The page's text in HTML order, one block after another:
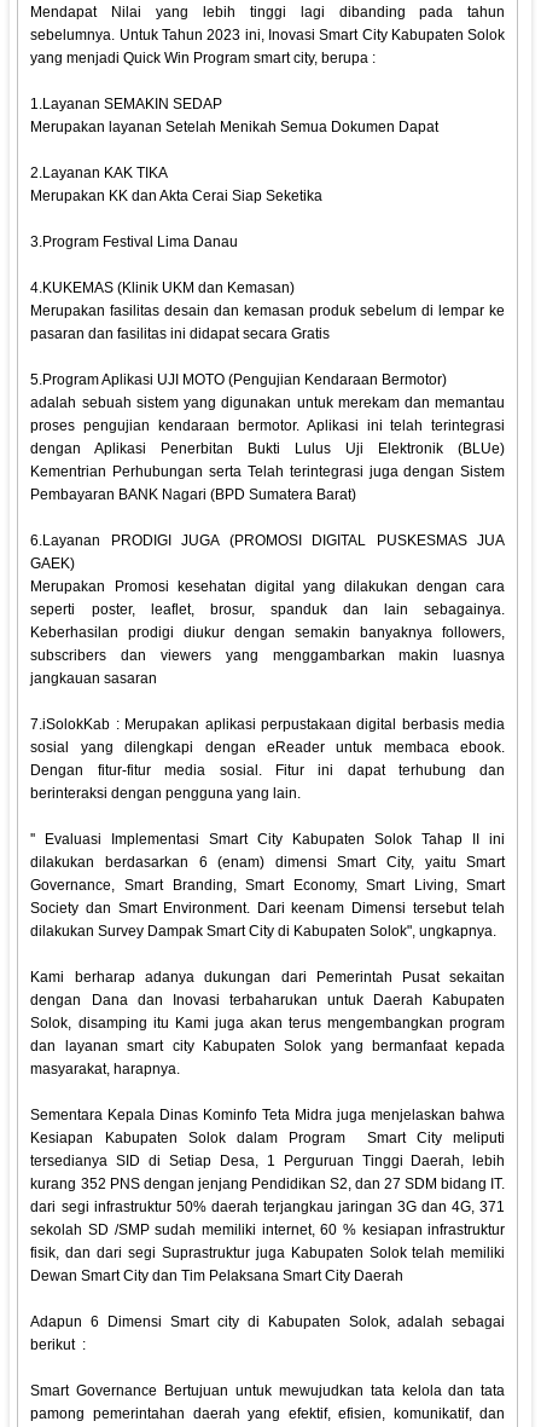
Mendapat Nilai yang lebih tinggi lagi dibanding pada tahun
sebelumnya. Untuk Tahun 2023 ini, Inovasi Smart City Kabupaten Solok
yang menjadi Quick Win Program smart city, berupa :
1.Layanan SEMAKIN SEDAP
Merupakan layanan Setelah Menikah Semua Dokumen Dapat
2.Layanan KAK TIKA
Merupakan KK dan Akta Cerai Siap Seketika
3.Program Festival Lima Danau
4.KUKEMAS (Klinik UKM dan Kemasan)
Merupakan fasilitas desain dan kemasan produk sebelum di lempar ke
pasaran dan fasilitas ini didapat secara Gratis
5.Program Aplikasi UJI MOTO (Pengujian Kendaraan Bermotor)
adalah sebuah sistem yang digunakan untuk merekam dan memantau
proses pengujian kendaraan bermotor. Aplikasi ini telah terintegrasi
dengan Aplikasi Penerbitan Bukti Lulus Uji Elektronik (BLUe)
Kementrian Perhubungan serta Telah terintegrasi juga dengan Sistem
Pembayaran BANK Nagari (BPD Sumatera Barat)
6.Layanan PRODIGI JUGA (PROMOSI DIGITAL PUSKESMAS JUA
GAEK)
Merupakan Promosi kesehatan digital yang dilakukan dengan cara
seperti poster, leaflet, brosur, spanduk dan lain sebagainya.
Keberhasilan prodigi diukur dengan semakin banyaknya followers,
subscribers dan viewers yang menggambarkan makin luasnya
jangkauan sasaran
7.iSolokKab : Merupakan aplikasi perpustakaan digital berbasis media
sosial yang dilengkapi dengan eReader untuk membaca ebook.
Dengan fitur-fitur media sosial. Fitur ini dapat terhubung dan
berinteraksi dengan pengguna yang lain.
'' Evaluasi Implementasi Smart City Kabupaten Solok Tahap II ini
dilakukan berdasarkan 6 (enam) dimensi Smart City, yaitu Smart
Governance, Smart Branding, Smart Economy, Smart Living, Smart
Society dan Smart Environment. Dari keenam Dimensi tersebut telah
dilakukan Survey Dampak Smart City di Kabupaten Solok", ungkapnya.
Kami berharap adanya dukungan dari Pemerintah Pusat sekaitan
dengan Dana dan Inovasi terbaharukan untuk Daerah Kabupaten
Solok, disamping itu Kami juga akan terus mengembangkan program
dan layanan smart city Kabupaten Solok yang bermanfaat kepada
masyarakat, harapnya.
Sementara Kepala Dinas Kominfo Teta Midra juga menjelaskan bahwa
Kesiapan Kabupaten Solok dalam Program Smart City meliputi
tersedianya SID di Setiap Desa, 1 Perguruan Tinggi Daerah, lebih
kurang 352 PNS dengan jenjang Pendidikan S2, dan 27 SDM bidang IT.
dari segi infrastruktur 50% daerah terjangkau jaringan 3G dan 4G, 371
sekolah SD /SMP sudah memiliki internet, 60 % kesiapan infrastruktur
fisik, dan dari segi Suprastruktur juga Kabupaten Solok telah memiliki
Dewan Smart City dan Tim Pelaksana Smart City Daerah
Adapun 6 Dimensi Smart city di Kabupaten Solok, adalah sebagai
berikut :
Smart Governance Bertujuan untuk mewujudkan tata kelola dan tata
pamong pemerintahan daerah yang efektif, efisien, komunikatif, dan